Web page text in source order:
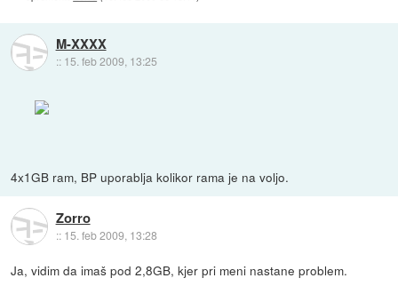
M-XXXX
:: 15. feb 2009, 13:25
4x1GB ram, BP uporablja kolikor rama je na voljo.
Zorro
:: 15. feb 2009, 13:28
Ja, vidim da imaš pod 2,8GB, kjer pri meni nastane problem.